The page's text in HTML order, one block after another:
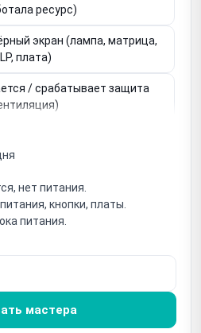
ресурс)
экран (лампа, матрица,
плата)
/ срабатывает защита
цвета (DLP-чип DMD /
матрица)
(засор, износ
нет питания.
кнопки, платы.
питания.
мастера